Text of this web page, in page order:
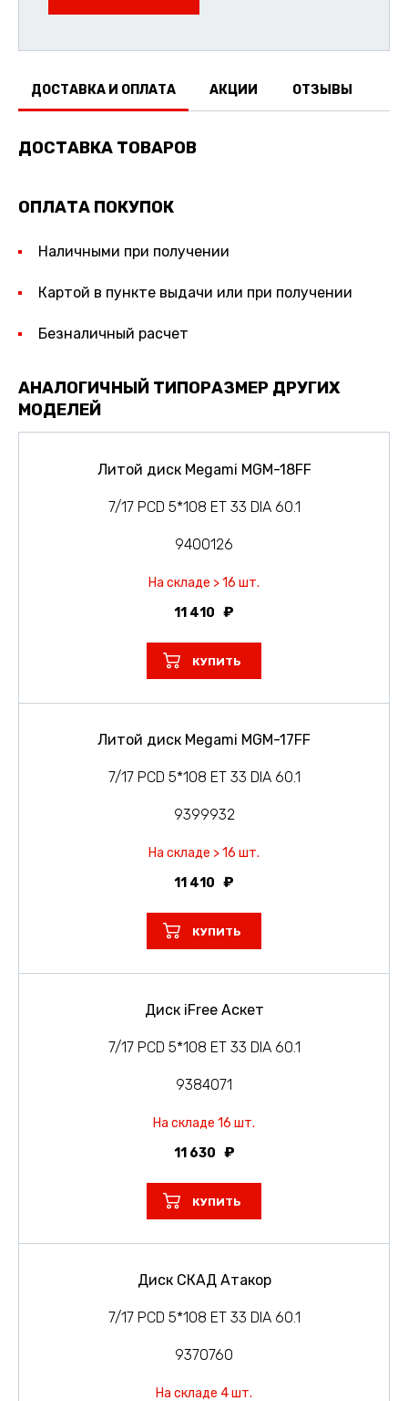
ДОСТАВКА И ОПЛАТА АКЦИИ ОТЗЫВЫ
ДОСТАВКА ТОВАРОВ
ОПЛАТА ПОКУПОК
Наличными при получении
Картой в пункте выдачи или при получении
Безналичный расчет
АНАЛОГИЧНЫЙ ТИПОРАЗМЕР ДРУГИХ
МОДЕЛЕЙ
Литой диск Megami MGM-18FF
7/17 PCD 5*108 ET 33 DIA 60.1
9400126
На складе > 16 шт.
11 410
КУПИТЬ
Литой диск Megami MGM-17FF
7/17 PCD 5*108 ET 33 DIA 60.1
9399932
На складе > 16 шт.
11 410
КУПИТЬ
Диск iFree Аскет
7/17 PCD 5*108 ET 33 DIA 60.1
9384071
На складе 16 шт.
11 630
КУПИТЬ
Диск СКАД Атакор
7/17 PCD 5*108 ET 33 DIA 60.1
9370760
На складе 4 шт.